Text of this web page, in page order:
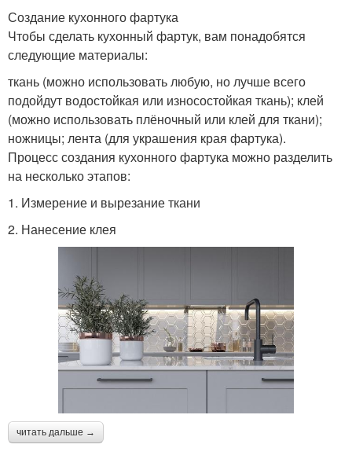
Создание кухонного фартука
Чтобы сделать кухонный фартук, вам понадобятся
следующие материалы:
ткань (можно использовать любую, но лучше всего
подойдут водостойкая или износостойкая ткань); клей
(можно использовать плёночный или клей для ткани);
ножницы; лента (для украшения края фартука).
Процесс создания кухонного фартука можно разделить
на несколько этапов:
1. Измерение и вырезание ткани
2. Нанесение клея
читать дальше →